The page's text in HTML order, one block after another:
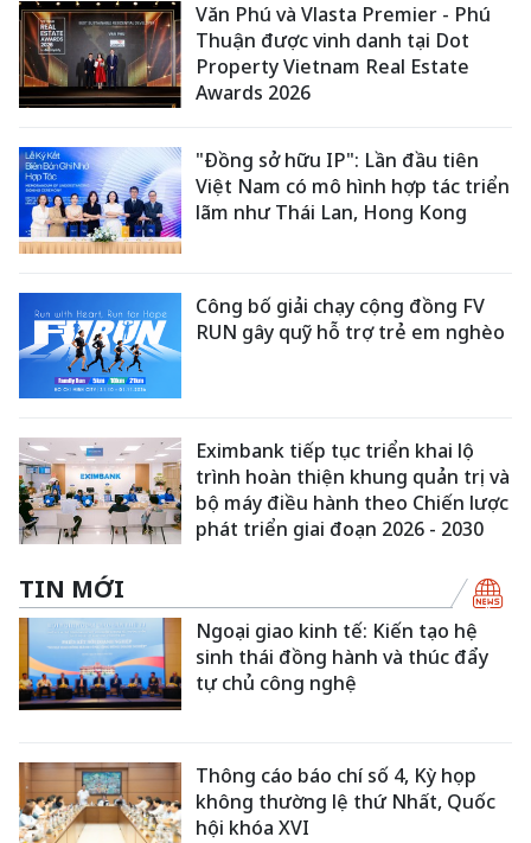
Văn Phú và Vlasta Premier - Phú
Thuận được vinh danh tại Dot
Property Vietnam Real Estate
Awards 2026
"Đồng sở hữu IP": Lần đầu tiên
Việt Nam có mô hình hợp tác triển
lãm như Thái Lan, Hong Kong
Công bố giải chạy cộng đồng FV
RUN gây quỹ hỗ trợ trẻ em nghèo
Eximbank tiếp tục triển khai lộ
trình hoàn thiện khung quản trị và
bộ máy điều hành theo Chiến lược
phát triển giai đoạn 2026 - 2030
TIN MỚI
Ngoại giao kinh tế: Kiến tạo hệ
sinh thái đồng hành và thúc đẩy
tự chủ công nghệ
Thông cáo báo chí số 4, Kỳ họp
không thường lệ thứ Nhất, Quốc
hội khóa XVI